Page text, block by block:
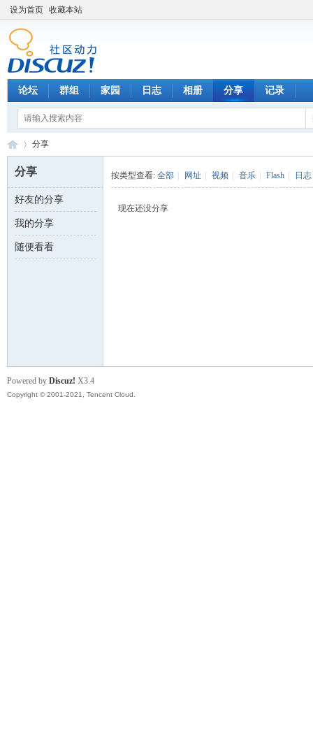
设为首页 收藏本站
论坛 群组 家园 日志 相册 分享 记录
数 ›
分享
分享
好友的分享
我的分享
随便看看
按类型查看: 全部 网址 视频 音乐 Flash 日志
现在还没分享
Powered by Discuz! X3.4
Copyright © 2001-2021, Tencent Cloud.